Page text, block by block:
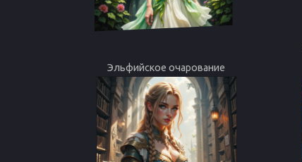
Эльфийское очарование